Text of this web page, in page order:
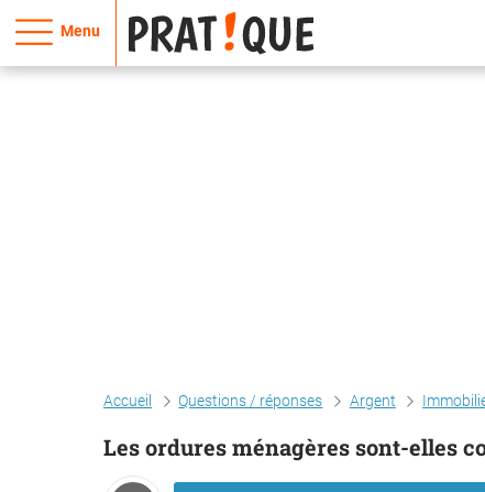
Menu
Accueil Questions / réponses Argent
Les ordures ménagères sont-elles